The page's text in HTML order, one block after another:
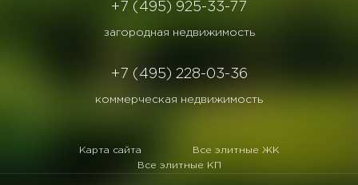
+7 (495) 925-33-77
загородная недвижимость
+7 (495) 228-03-36
коммерческая недвижимость
Карта сайта
Все элитные ЖК
Все элитные КП